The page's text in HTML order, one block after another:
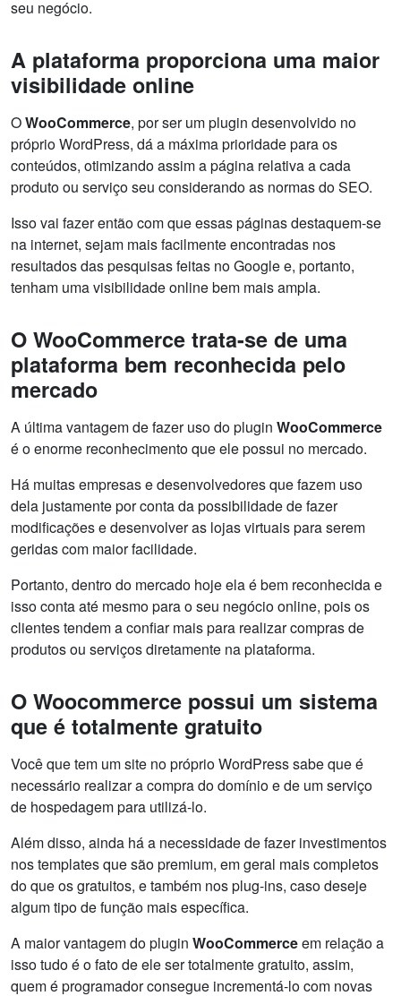
seu negócio.
A plataforma proporciona uma maior
visibilidade online
OWooCommerce, por ser um plugin desenvolvido no
próprio WordPress, dá a máxima prioridade para os
conteúdos, otimizando assim a página relativa a cada
produto ou serviço seu considerando as normas do SEO.
Isso vai fazer então com que essas páginas destaquem-se
na internet, sejam mais facilmente encontradas nos
resultados das pesquisas feitas no Google e, portanto,
tenham uma visibilidade online bem mais ampla.
O WooCommerce trata-se de uma
plataforma bem reconhecida pelo
mercado
A última vantagem de fazer uso do plugin WooCommerce
é o enorme reconhecimento que ele possui no mercado.
Há muitas empresas e desenvolvedores que fazem uso
dela justamente por conta da possibilidade de fazer
modificações e desenvolver as lojas virtuais para serem
geridas com maior facilidade.
Portanto, dentro do mercado hoje ela é bem reconhecida e
isso conta até mesmo para o seu negócio online, pois os
clientes tendem a confiar mais para realizar compras de
produtos ou serviços diretamente na plataforma.
O Woocommerce possui um sistema
que é totalmente gratuito
Você que tem um site no próprio WordPress sabe que é
necessário realizar a compra do domínio e de um serviço
de hospedagem para utilizá-lo.
Além disso, ainda há a necessidade de fazer investimentos
nos templates que são premium, em geral mais completos
do que os gratuitos, e também nos plug-ins, caso deseje
algum tipo de função mais específica.
A maior vantagem do plugin WooCommerceem relação a
isso tudo é o fato de ele ser totalmente gratuito, assim,
quem é programador consegue incrementá-lo com novas